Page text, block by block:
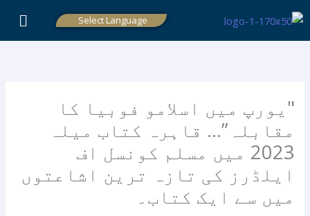
مواد
پر
Select Language
"یورپ میں اسلامو فوبیا کا
مقابلہ”… قاہرہ کتاب میلہ
2023 میں مسلم کونسل اف
ایلڈرز کی تازہ ترین اشاعتوں
میں سے ایک کتاب۔